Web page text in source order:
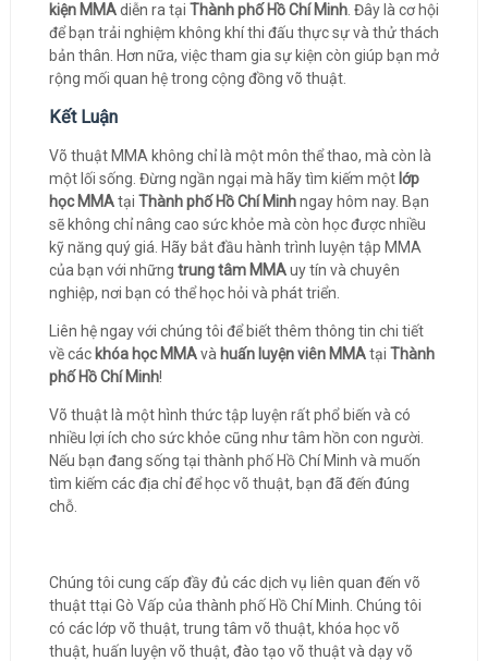
kiện MMAdiễn ra tại Thành phố Hồ Chí Minh. Đây là cơ hội
để bạn trải nghiệm không khí thi đấu thực sự và thử thách
bản thân. Hơn nữa, việc tham gia sự kiện còn giúp bạn mở
rộng mối quan hệ trong cộng đồng võ thuật.
Kết Luận
Võ thuật MMA không chỉ là một môn thể thao, mà còn là
một lối sống. Đừng ngần ngại mà hãy tìm kiếm một lớp
học MMAtại Thành phố Hồ Chí Minhngay hôm nay. Bạn
sẽ không chỉ nâng cao sức khỏe mà còn học được nhiều
kỹ năng quý giá. Hãy bắt đầu hành trình luyện tập MMA
của bạn với những trung tâm MMAuy tín và chuyên
nghiệp, nơi bạn có thể học hỏi và phát triển.
Liên hệ ngay với chúng tôi để biết thêm thông tin chi tiết
về các khóa học MMAvà huấn luyện viên MMAtại Thành
phố Hồ Chí Minh!
Võ thuật là một hình thức tập luyện rất phổ biến và có
nhiều lợi ích cho sức khỏe cũng như tâm hồn con người.
Nếu bạn đang sống tại thành phố Hồ Chí Minh và muốn
tìm kiếm các địa chỉ để học võ thuật, bạn đã đến đúng
chỗ.
Chúng tôi cung cấp đầy đủ các dịch vụ liên quan đến võ
thuật ttại Gò Vấp của thành phố Hồ Chí Minh. Chúng tôi
có các lớp võ thuật, trung tâm võ thuật, khóa học võ
thuật, huấn luyện võ thuật, đào tạo võ thuật và dạy võ